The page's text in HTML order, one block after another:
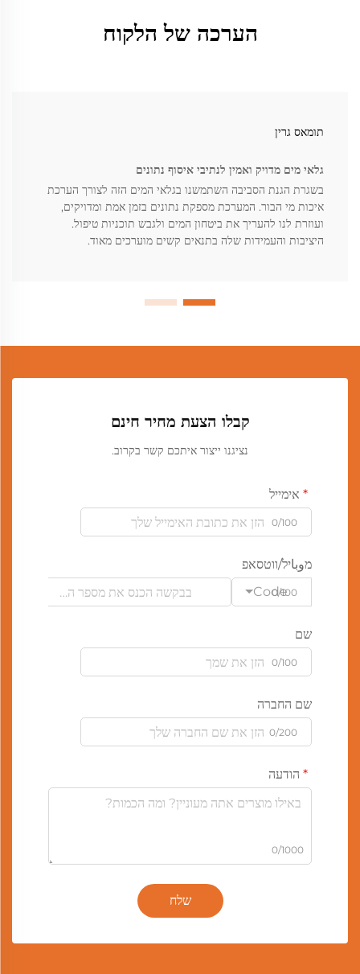
הערכה של הלקוח
תומאס גרין
גלאי מים מדויק ואמין לנתיבי איסוף נתונים
בשגרת הגנת הסביבה השתמשנו בגלאי המים הזה לצורך הערכת
איכות מי הבור. המערכת מספקת נתונים בזמן אמת ומדויקים,
ועוזרת לנו להעריך את ביטחון המים ולגבש תוכניות טיפול.
היציבות והעמידות שלה בתנאים קשים מוערכים מאוד.
קבלו הצעת מחיר חינם
נציגנו ייצור איתכם קשר בקרוב.
אימייל
0/100
מوباיל/ווטסאפ
Code
0/100
שם
0/100
שם החברה
0/200
הודעה
0/1000
שלח